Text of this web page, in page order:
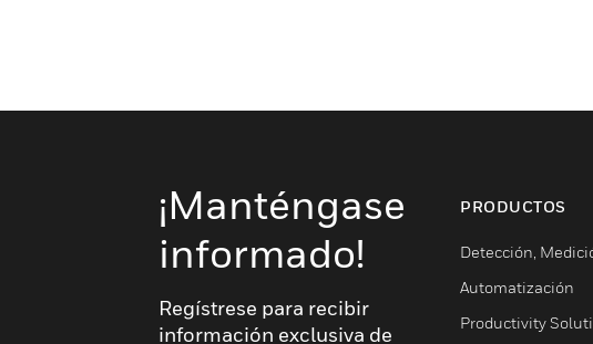
¡Manténgase
informado!
Regístrese para recibir
información exclusiva de
PRODUCTOS
Detección,
Automatización
Productivity